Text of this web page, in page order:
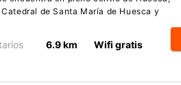
de Santa María de Huesca y
6.9 km Wifi gratis